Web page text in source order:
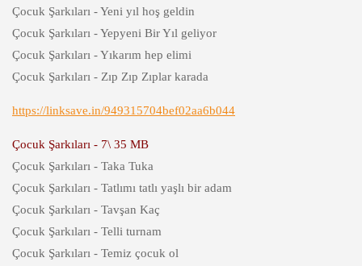
Çocuk Şarkıları - Yeni yıl hoş geldin
Çocuk Şarkıları - Yepyeni Bir Yıl geliyor
Çocuk Şarkıları - Yıkarım hep elimi
Çocuk Şarkıları - Zıp Zıp Zıplar karada
https://linksave.in/949315704bef02aa6b044
Çocuk Şarkıları - 7\ 35 MB
Çocuk Şarkıları - Taka Tuka
Çocuk Şarkıları - Tatlımı tatlı yaşlı bir adam
Çocuk Şarkıları - Tavşan Kaç
Çocuk Şarkıları - Telli turnam
Çocuk Şarkıları - Temiz çocuk ol